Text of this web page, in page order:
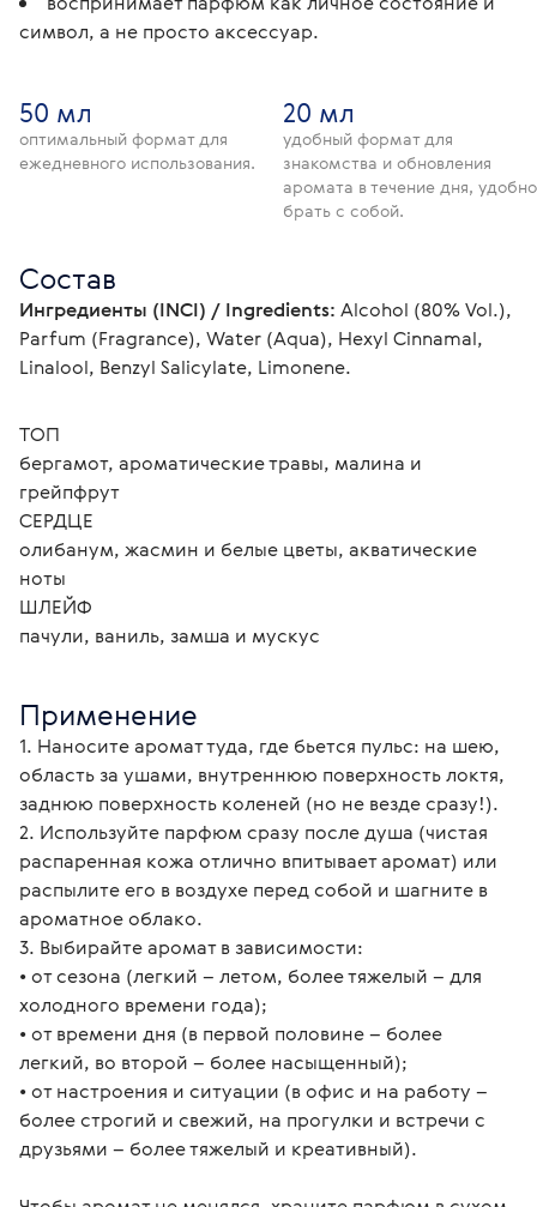
символ, а не просто аксессуар.
50 мл
оптимальный формат для
ежедневного использования.
20 мл
удобный формат для
знакомства и обновления
аромата в течение дня, удобно
брать с собой.
Состав
Ингредиенты (INCI) / Ingredients: Alcohol (80% Vol.),
Parfum (Fragrance), Water (Aqua), Hexyl Cinnamal,
Linalool, Benzyl Salicylate, Limonene.
ТОП
бергамот, ароматические травы, малина и
грейпфрут
СЕРДЦЕ
олибанум, жасмин и белые цветы, акватические
ноты
ШЛЕЙФ
пачули, ваниль, замша и мускус
Применение
1. Наносите аромат туда, где бьется пульс: на шею,
область за ушами, внутреннюю поверхность локтя,
заднюю поверхность коленей (но не везде сразу!).
2. Используйте парфюм сразу после душа (чистая
распаренная кожа отлично впитывает аромат) или
распылите его в воздухе перед собой и шагните в
ароматное облако.
3. Выбирайте аромат в зависимости:
• от сезона (легкий – летом, более тяжелый – для
холодного времени года);
• от времени дня (в первой половине – более
легкий, во второй – более насыщенный);
• от настроения и ситуации (в офис и на работу –
более строгий и свежий, на прогулки и встречи с
друзьями – более тяжелый и креативный).